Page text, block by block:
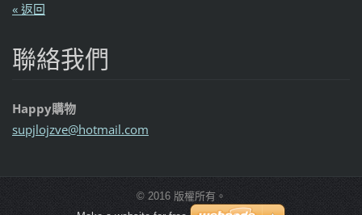
« 返回
聯絡我們
Happy購物
supjlojzve@hotmail.com
© 2016 版權所有。